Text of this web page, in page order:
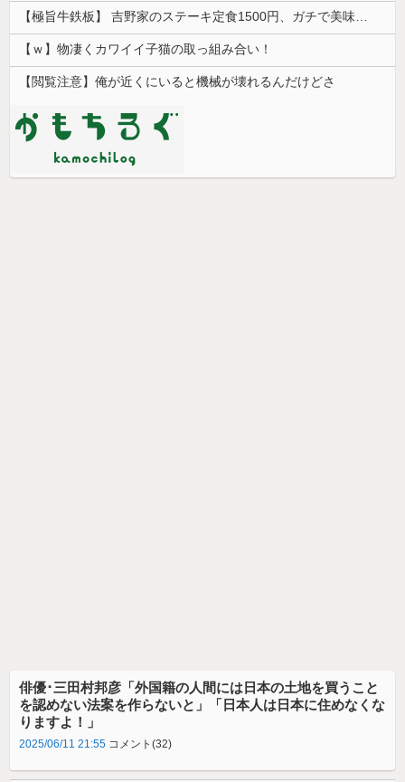
【極旨牛鉄板】 吉野家のステーキ定食1500円、ガチで美味そうｗｗｗ
【ｗ】物凄くカワイイ子猫の取っ組み合い！
【閲覧注意】俺が近くにいると機械が壊れるんだけどさ
俳優･三田村邦彦「外国籍の人間には日本の土地を買うこと
を認めない法案を作らないと」「日本人は日本に住めなくな
りますよ！」
2025/06/11 21:55 コメント(32)